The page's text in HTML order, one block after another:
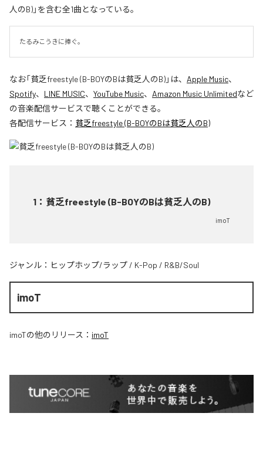
人のB)」を含む全1曲となっている。
たるみこうきに捧ぐ。
なお「貧乏freestyle (B-BOYのBは貧乏人のB)」は、 Apple Music、
Spotify、 LINE MUSIC、 YouTube Music、 Amazon Music Unlimitedなど
の音楽配信サービスで聴くことができる。
各配信サービス： 貧乏freestyle (B-BOYのBは貧乏人のB)
1 ： 貧乏freestyle (B-BOYのBは貧乏人のB)
imoT
ジャンル： ヒップホップ/ラップ / K-Pop / R&B/Soul
imoT
imoTの他のリリース： imoT